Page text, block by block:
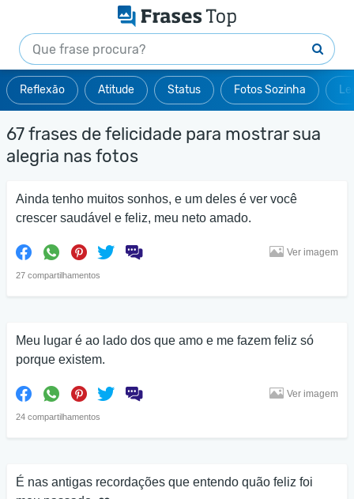
Reflexão Atitude Status Fotos Sozinha
67 frases de felicidade para mostrar sua
alegria nas fotos
Ainda tenho muitos sonhos, e um deles é ver você
crescer saudável e feliz, meu neto amado.
27 compartilhamentos
Ver imagem
Meu lugar é ao lado dos que amo e me fazem feliz só
porque existem.
24 compartilhamentos
Ver imagem
É nas antigas recordações que entendo quão feliz foi